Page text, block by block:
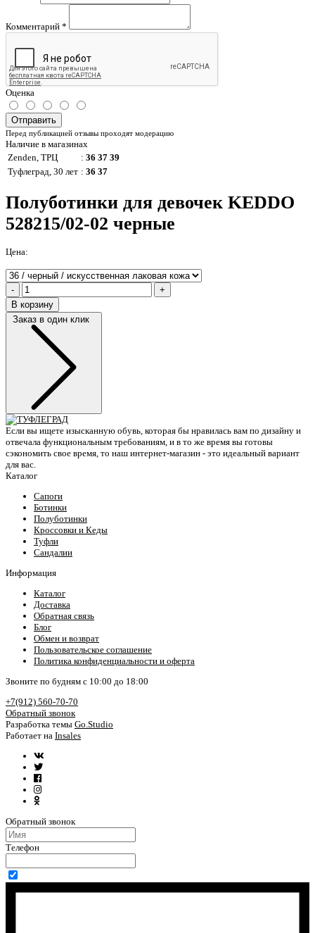
Комментарий *
Оценка
Отправить
Перед публикацией отзывы проходят модерацию
Наличие в магазинах
Zenden, ТРЦ
: 36 37 39
Туфлеград, 30 лет : 36 37
Полуботинки для девочек KEDDO
528215/02-02 черные
Цена:
-
+
В корзину
Заказ в один клик
Если вы ищете изысканную обувь, которая бы нравилась вам по дизайну и
отвечала функциональным требованиям, и в то же время вы готовы
сэкономить свое время, то наш интернет-магазин - это идеальный вариант
для вас.
Каталог
Сапоги
Ботинки
Полуботинки
Кроссовки и Кеды
Туфли
Сандалии
Информация
Каталог
Доставка
Обратная связь
Блог
Обмен и возврат
Пользовательское соглашение
Политика конфиденциальности и оферта
Звоните по будням с 10:00 до 18:00
+7(912) 560-70-70
Обратный звонок
Разработка темы Go.Studio
Работает на Insales
Обратный звонок
Телефон